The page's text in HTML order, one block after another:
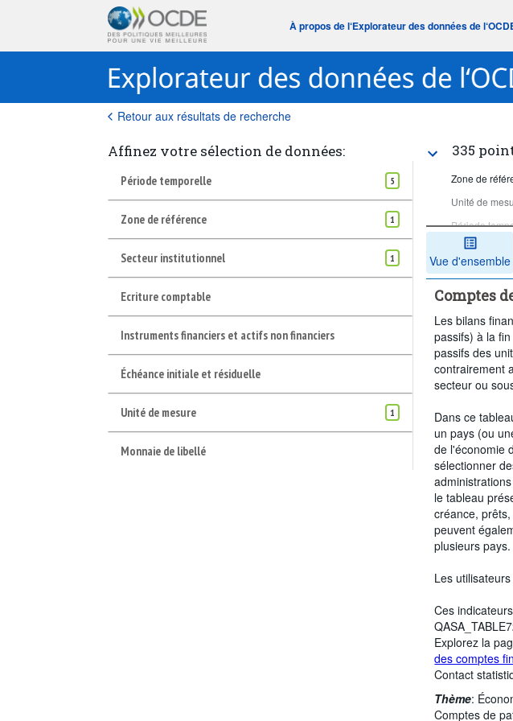
À propos de l‘Explorateur des données de
Retour aux résultats de recherche
Affinez votre sélection de données:
Période temporelle 5
Zone de référence 1
Secteur institutionnel 1
Ecriture comptable
Instruments financiers et actifs non financiers
Échéance initiale et résiduelle
Unité de mesure 1
Monnaie de libellé
335
Zone de
Unité de
Période
Supprimer tout
Vue d'ensemble
Comptes
Les bilans
passifs) à la
passifs des
contrairement
secteur ou
Dans ce
un pays (ou
de l'économie
sélectionner
le tableau
créance,
peuvent
plusieurs pays.
Les
Ces
Explorez la
des comptes
Contact
Thème:
Comptes de